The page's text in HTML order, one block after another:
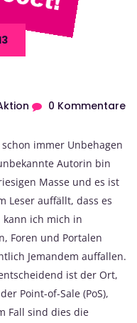
0 Kommentare
immer Unbehagen
Autorin bin
Masse und es ist
Leser auffällt, dass es
ich mich in
Foren und Portalen
Jemandem auffallen.
ist der Ort,
Point-of-Sale (PoS),
Fall sind dies die